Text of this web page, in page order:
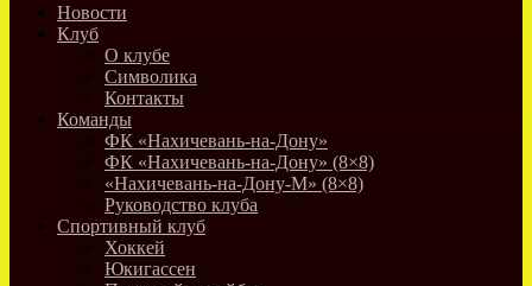
Новости
Клуб
О клубе
Символика
Контакты
Команды
ФК «Нахичевань-на-Дону»
ФК «Нахичевань-на-Дону» (8×8)
«Нахичевань-на-Дону-М» (8×8)
Руководство клуба
Спортивный клуб
Хоккей
Юкигассен